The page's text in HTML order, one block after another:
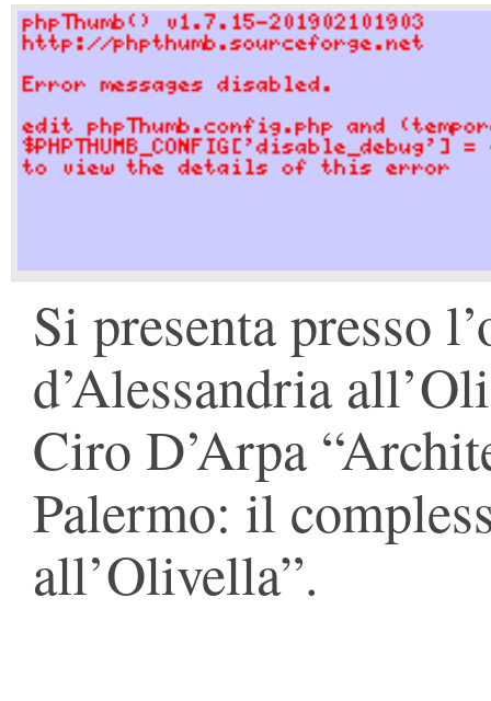
Si presenta presso
d’Alessandria
Ciro D’Arpa
Palermo: il
all’Olivella”.